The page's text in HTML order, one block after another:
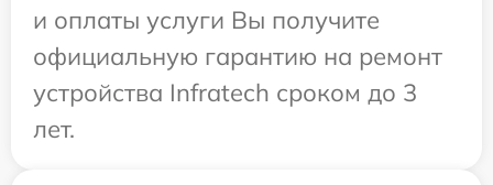
и оплаты услуги Вы получите
официальную гарантию на ремонт
устройства Infratech сроком до 3
лет.